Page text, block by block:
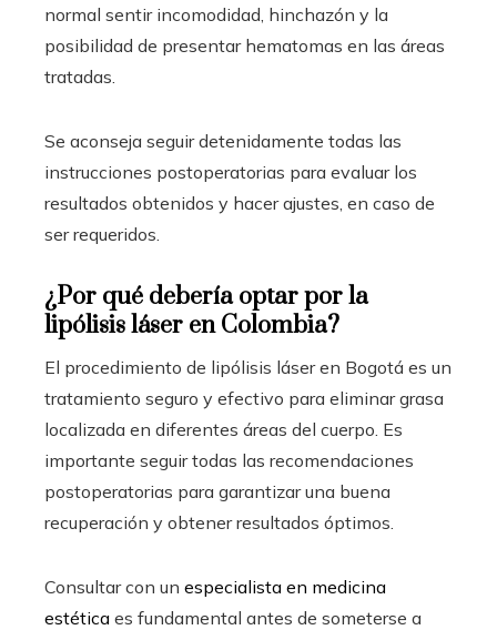
normal sentir incomodidad, hinchazón y la
posibilidad de presentar hematomas en las áreas
tratadas.
Se aconseja seguir detenidamente todas las
instrucciones postoperatorias para evaluar los
resultados obtenidos y hacer ajustes, en caso de
ser requeridos.
¿Por qué debería optar por la
lipólisis láser en Colombia?
El procedimiento de lipólisis láser en Bogotá es un
tratamiento seguro y efectivo para eliminar grasa
localizada en diferentes áreas del cuerpo. Es
importante seguir todas las recomendaciones
postoperatorias para garantizar una buena
recuperación y obtener resultados óptimos.
Consultar con un especialista en medicina
estética es fundamental antes de someterse a